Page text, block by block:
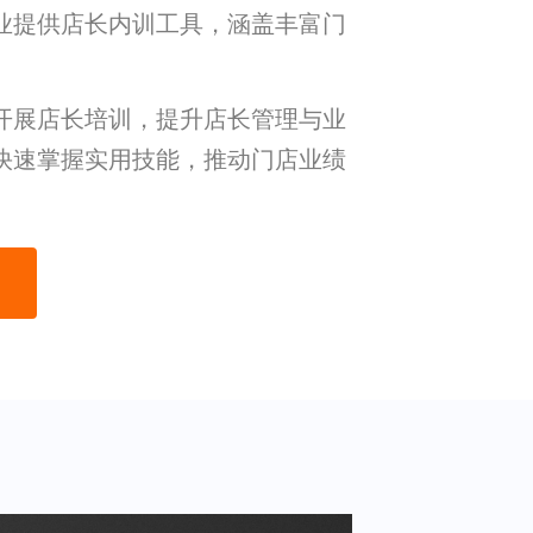
提供店长内训工具，涵盖丰富门
展店长培训，提升店长管理与业
速掌握实用技能，推动门店业绩